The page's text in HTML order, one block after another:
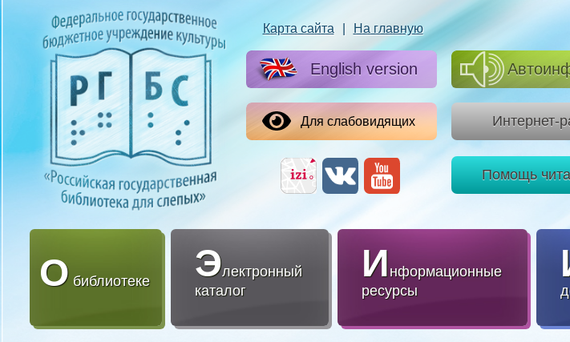
Карта сайта На главную
English version
Для слабовидящих Интернет-
Помощь
О библиотеке Электронный
каталог
Информационные
ресурсы